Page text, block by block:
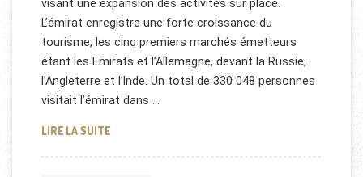
visant une expansion des activités sur place.
L’émirat enregistre une forte croissance du
tourisme, les cinq premiers marchés émetteurs
étant les Emirats et l’Allemagne, devant la Russie,
l’Angleterre et l’Inde. Un total de 330 048 personnes
visitait l’émirat dans …
LIRE LA SUITEHÔTELLERIE À RAS AL KHAIMAH